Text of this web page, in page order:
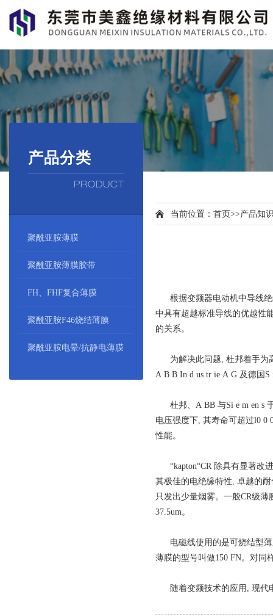
产品分类
PRODUCT
聚酰亚胺薄膜
聚酰亚胺薄膜胶带
FH、FHF复合薄膜
聚酰亚胺F46烧结薄膜
聚酰亚胺电晕/抗静电薄膜
当前位置： 首页>>产品知
根据变频器电动机中导线绝
中具有超越标准导线的优越性
的关系。
为解决此问题, 杜邦着手为
A B B In d us tr ie A G 及德国
杜邦、A BB 与Si e m en s 于
电压强度下, 其寿命可超过l0 0
性能。
“kapton“CR 除具有显著改
其极佳的电绝缘特性, 卓越的
只发出少量烟雾。一般CR级薄
37.5um。
电磁线使用的是可烧结型薄
薄膜的型号叫做150 FN。对同
随着变频技术的应用, 现代